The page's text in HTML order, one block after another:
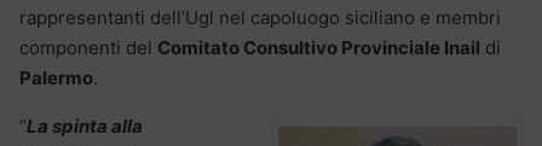
rappresentanti dell’Ugl nel capoluogo siciliano e membri
componenti del Comitato Consultivo Provinciale Inail di
Palermo.
“La spinta alla